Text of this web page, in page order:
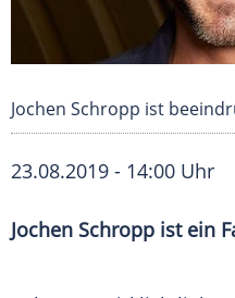
Jochen Schropp ist
23.08.2019 - 14:00 Uhr
Jochen Schropp ist ein